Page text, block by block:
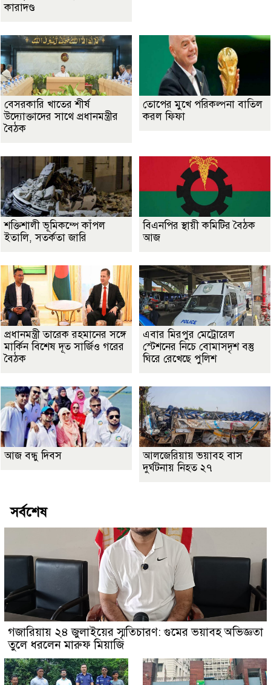
কারাদণ্ড
বেসরকারি খাতের শীর্ষ
উদ্যোক্তাদের সাথে প্রধানমন্ত্রীর
বৈঠক
তোপের মুখে পরিকল্পনা বাতিল
করল ফিফা
শক্তিশালী ভূমিকম্পে কাঁপল
ইতালি, সতর্কতা জারি
বিএনপির স্থায়ী কমিটির বৈঠক
আজ
প্রধানমন্ত্রী তারেক রহমানের সঙ্গে
মার্কিন বিশেষ দূত সার্জিও গরের
বৈঠক
এবার মিরপুর মেট্রোরেল
স্টেশনের নিচে বোমাসদৃশ বস্তু
ঘিরে রেখেছে পুলিশ
আজ বন্ধু দিবস
আলজেরিয়ায় ভয়াবহ বাস
দুর্ঘটনায় নিহত ২৭
সর্বশেষ
গজারিয়ায় ২৪ জুলাইয়ের স্মৃতিচারণ: গুমের ভয়াবহ অভিজ্ঞতা
তুলে ধরলেন মারুফ মিয়াজি